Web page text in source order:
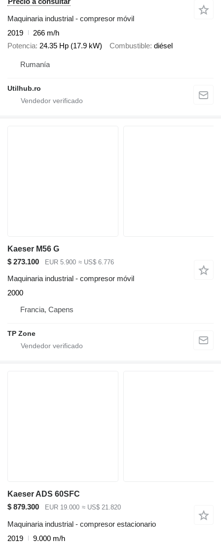
Maquinaria industrial - compresor móvil
2019
266 m/h
Potencia 24.35 Hp (17.9 kW) Combustible diésel
Rumanía
Utilhub.ro
Kaeser M56 G
$ 273.100
EUR 5.900 ≈ US$ 6.776
Maquinaria industrial - compresor móvil
2000
Francia, Capens
TP Zone
Kaeser ADS 60SFC
$ 879.300
EUR 19.000 ≈ US$ 21.820
Maquinaria industrial - compresor estacionario
2019
9.000 m/h